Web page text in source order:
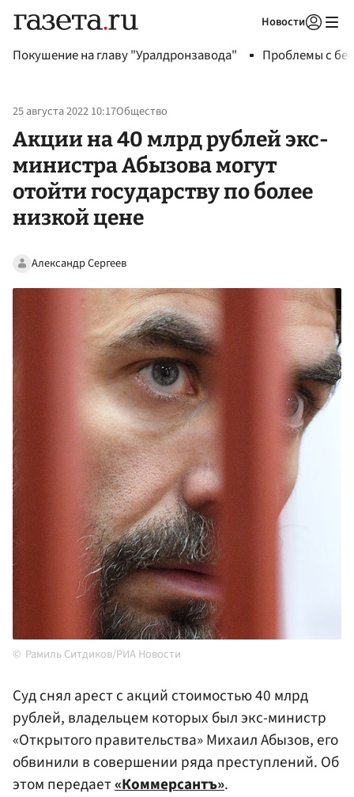
Новости
Покушение на главу "Уралдронзавода" Проблемы с
25 августа 2022 10:17Общество
Акции на 40 млрд рублей экс-
министра Абызова могут
отойти государству по более
низкой цене
Александр Сергеев
Рамиль Ситдиков/РИА Новости
Суд снял арест с акций стоимостью 40 млрд
рублей, владельцем которых был экс-министр
«Открытого правительства» Михаил Абызов, его
обвинили в совершении ряда преступлений. Об
этом передает«Коммерсантъ».